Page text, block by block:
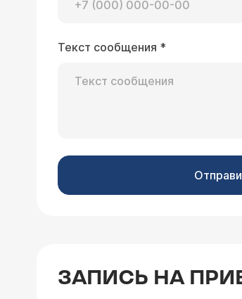
Текст сообщения *
ЗАПИСЬ НА